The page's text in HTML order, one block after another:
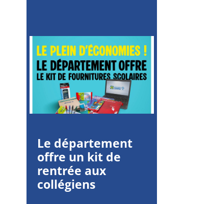
Le département
offre un kit de
rentrée aux
collégiens